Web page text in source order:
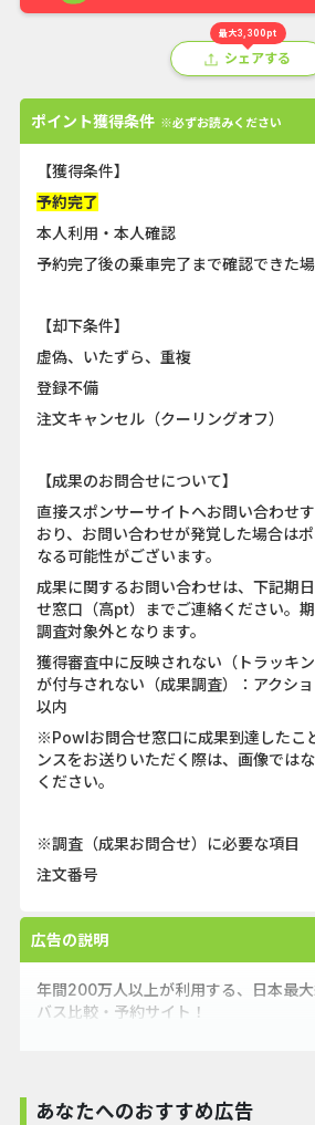
最大3,300pt
シェアする
ポイント獲得条件 ※必ずお読みください
【獲得条件】
予約完了
本人利用・本人確認
予約完了後の乗車完了まで確認できた
【却下条件】
虚偽、いたずら、重複
登録不備
注文キャンセル（クーリングオフ）
【成果のお問合せについて】
直接スポンサーサイトへお問い合わせ
おり、お問い合わせが発覚した場合は
なる可能性がございます。
成果に関するお問い合わせは、下記期
せ窓口（高pt）までご連絡ください。
調査対象外となります。
獲得審査中に反映されない（トラッキ
が付与されない（成果調査）：アクシ
以内
※Powlお問合せ窓口に成果到達したこ
ンスをお送りいただく際は、画像では
ください。
※調査（成果お問合せ）に必要な項目
注文番号
広告の説明
年間200万人以上が利用する、日本最
バス比較・予約サイト！
地方都市を発着するバスまで、約120社
あなたへのおすすめ広告